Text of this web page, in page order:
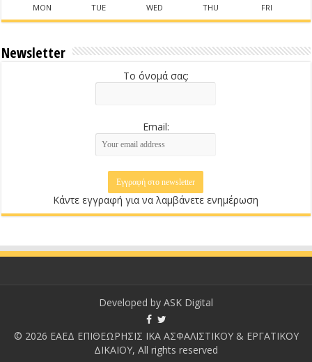
MON TUE WED THU FRI
Newsletter
Το όνομά σας:
Email:
Κάντε εγγραφή για να λαμβάνετε ενημέρωση
Developed by ASK Digital
© 2026 ΕΑΕΔ ΕΠΙΘΕΩΡΗΣΙΣ ΙΚΑ ΑΣΦΑΛΙΣΤΙΚΟΥ & ΕΡΓΑΤΙΚΟΥ
ΔΙΚΑΙΟΥ, All rights reserved